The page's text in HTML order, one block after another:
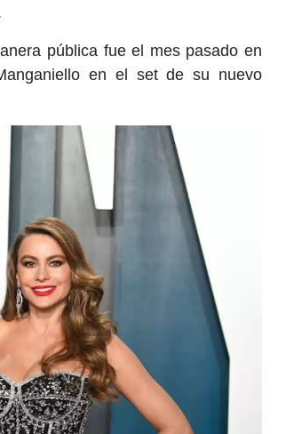
pública fue el mes pasado en
en el set de su nuevo